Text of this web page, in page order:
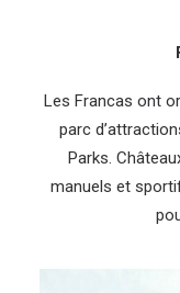
Les Francas ont
parc
Parks.
manuels et